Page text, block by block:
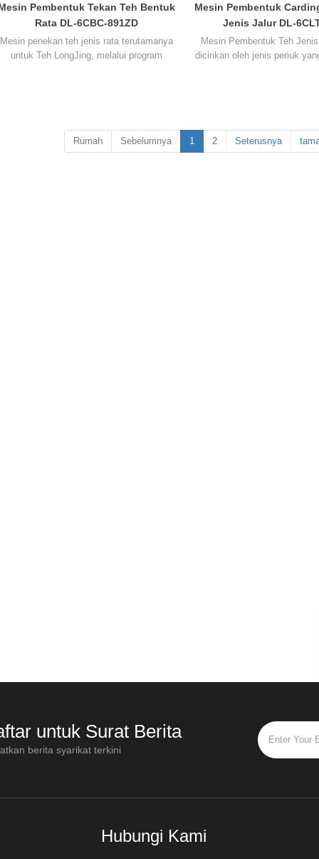
Pembentuk Tekan Teh Bentuk
Rata DL-6CBC-891ZD
Mesin penekan teh jenis rata terutamanya
untuk Teh LongJing, melalui program
dikawal
Mesin Pembentuk
Jenis Jalur DL-
Mesin Pembentuk Teh
dicirikan oleh jenis periuk
membentuk teh terkenal
Rumah Sebelumnya 1 2 Seterusnya
untuk Surat Berita
berita syarikat terkini
Hubungi Kami